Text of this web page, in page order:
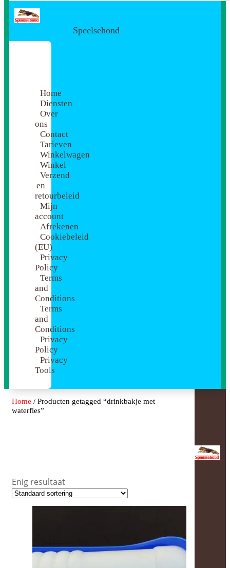
Speelsehond
Home
Diensten
Over
ons
Contact
Tarieven
Winkelwagen
Winkel
Verzend
en
retourbeleid
Mijn
account
Afrekenen
Cookiebeleid
(EU)
Privacy
Policy
Terms
and
Conditions
Terms
and
Conditions
Privacy
Policy
Privacy
Tools
Home / Producten getagged “drinkbakje met
waterfles”
Enig resultaat